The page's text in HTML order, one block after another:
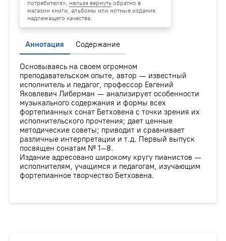
потребителя», нельзя вернуть обратно в
магазин книги, альбомы или нотные издания
надлежащего качества.
Аннотация Содержание
Основываясь на своем огромном
преподавательском опыте, автор — известный
исполнитель и педагог, профессор Евгений
Яковлевич Либерман — анализирует особенности
музыкального содержания и формы всех
фортепианных сонат Бетховена с точки зрения их
исполнительского прочтения; дает ценные
методические советы; приводит и сравнивает
различные интерпретации и т.д. Первый выпуск
посвящен сонатам № 1–8.
Издание адресовано широкому кругу пианистов —
исполнителям, учащимся и педагогам, изучающим
фортепианное творчество Бетховена.